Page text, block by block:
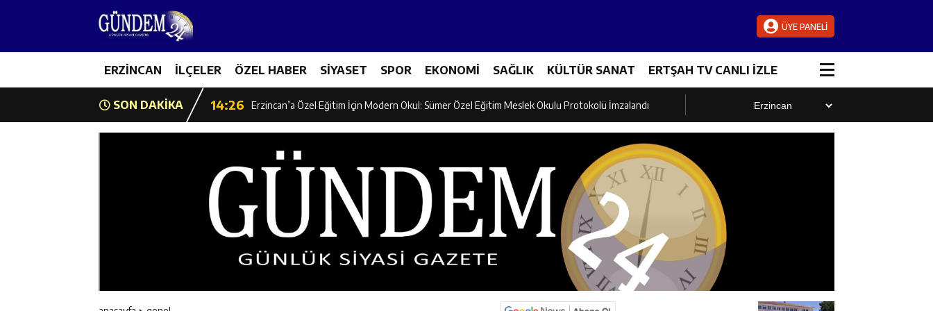
ÜYE PANELİ
ERZİNCAN İLÇELER ÖZEL HABER SİYASET SPOR EKONOMİ SAĞLIK KÜLTÜR SANAT ERTŞAH TV CANLI İZLE
SON DAKİKA
14:26 Geleceğin Üreticileri Tarım Teknolojileriyle Tanışıyor
14:26 Erzincan’a Özel Eğitim İçin Modern Okul: Sümer Özel Eğitim Meslek Okulu Protokolü İmzalandı
14:25 İl Müdürü Ünalan’dan Zengin Ailesine Taziye Ziyareti
14:24 İlk Durak Medine Müdafii Fahreddin Paşa’nın Kızının Kabri
Erzincan Aile ve Sosyal Hizmetler İl Müdürlüğünde Değerlendirme Toplantısı